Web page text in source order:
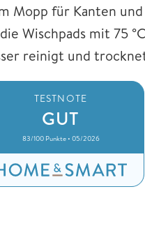
Mopp für Kanten
Wischpads mit 75 °C
reinigt und
TESTNOTE
GUT
83/100 Punkte • 05/2026